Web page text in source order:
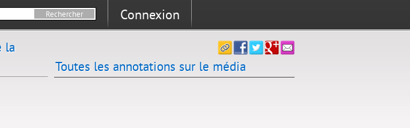
Connexion
la
Toutes les annotations sur le média